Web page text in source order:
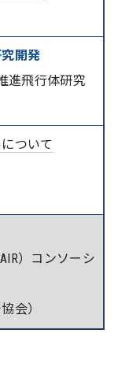
開発
進飛行体研究
ついて
）コンソーシ
会）